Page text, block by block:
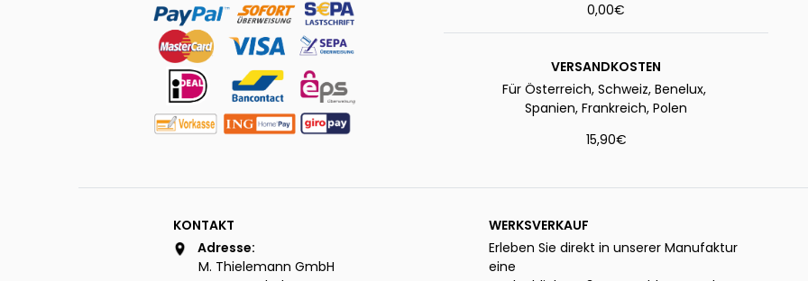
0,00€
VERSANDKOSTEN
Für Österreich, Schweiz, Benelux,
Spanien, Frankreich, Polen
15,90€
KONTAKT
Adresse:
M. Thielemann GmbH
WERKSVERKAUF
Erleben Sie direkt in unserer Manufaktur
eine